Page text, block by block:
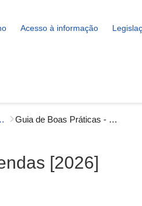
Acesso à informação
da Corrupção Guia de Boas Práticas - Sistema e-agendas [2026]
[2026]